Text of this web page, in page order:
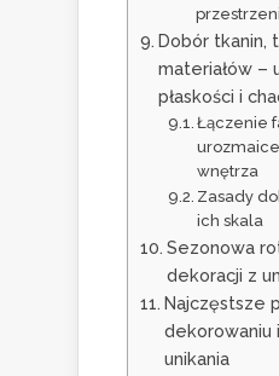
przestrzeni
Dobór tkanin,
materiałów –
płaskości i
Łączenie
wnętrza
Zasady
ich skala
Sezonowa
dekoracji z
Najczęstsze
dekorowaniu
unikania